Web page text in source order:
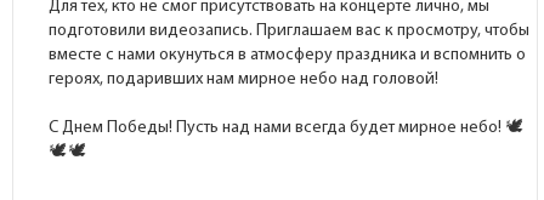
Для тех, кто не смог присутствовать на концерте лично, мы
подготовили видеозапись. Приглашаем вас к просмотру, чтобы
вместе с нами окунуться в атмосферу праздника и вспомнить о
героях, подаривших нам мирное небо над головой!
С Днем Победы! Пусть над нами всегда будет мирное небо!